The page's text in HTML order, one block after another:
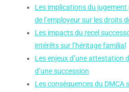
Les implications du
de l’employeur sur les droits
Les impacts du recel
intérêts sur l’héritage familial
Les enjeux d’une attestation
d’une succession
Les conséquences du DMCA